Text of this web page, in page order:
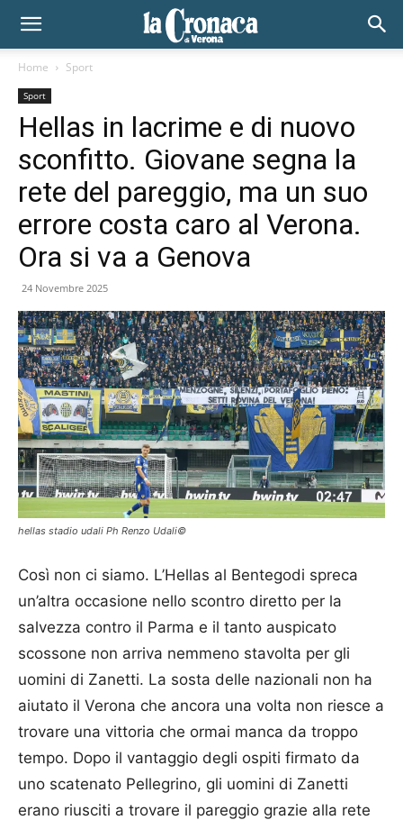
Home Sport
Sport
Hellas in lacrime e di nuovo
sconfitto. Giovane segna la
rete del pareggio, ma un suo
errore costa caro al Verona.
Ora si va a Genova
24 Novembre 2025
hellas stadio udali Ph Renzo Udali©
Così non ci siamo. L’Hellas al Bentegodi spreca
un’altra occasione nello scontro diretto per la
salvezza contro il Parma e il tanto auspicato
scossone non arriva nemmeno stavolta per gli
uomini di Zanetti. La sosta delle nazionali non ha
aiutato il Verona che ancora una volta non riesce a
trovare una vittoria che ormai manca da troppo
tempo. Dopo il vantaggio degli ospiti firmato da
uno scatenato Pellegrino, gli uomini di Zanetti
erano riusciti a trovare il pareggio grazie alla rete